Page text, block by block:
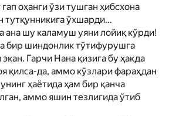
оҳанги ўзи тушган ҳибсхона
ўхшарди…
ана шу каламуш уяни лойиқ кўрди!
бир шиндонлик тўтифурушга
Гарчи Нана қизига бу ҳақда
қилса-да, аммо кўзлари фараҳдан
ҳаётида ҳам бир қанча
аммо яшин тезлигида ўтиб